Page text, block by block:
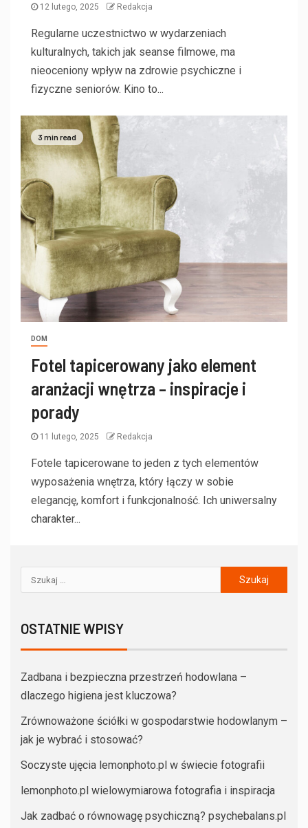
12 lutego, 2025 Redakcja
Regularne uczestnictwo w wydarzeniach
kulturalnych, takich jak seanse filmowe, ma
nieoceniony wpływ na zdrowie psychiczne i
fizyczne seniorów. Kino to...
3 min read
DOM
Fotel tapicerowany jako element
aranżacji wnętrza – inspiracje i
porady
11 lutego, 2025 Redakcja
Fotele tapicerowane to jeden z tych elementów
wyposażenia wnętrza, który łączy w sobie
elegancję, komfort i funkcjonalność. Ich uniwersalny
charakter...
OSTATNIE WPISY
Zadbana i bezpieczna przestrzeń hodowlana –
dlaczego higiena jest kluczowa?
Zrównoważone ściółki w gospodarstwie hodowlanym –
jak je wybrać i stosować?
Soczyste ujęcia lemonphoto.pl w świecie fotografii
lemonphoto.pl wielowymiarowa fotografia i inspiracja
Jak zadbać o równowagę psychiczną? psychebalans.pl